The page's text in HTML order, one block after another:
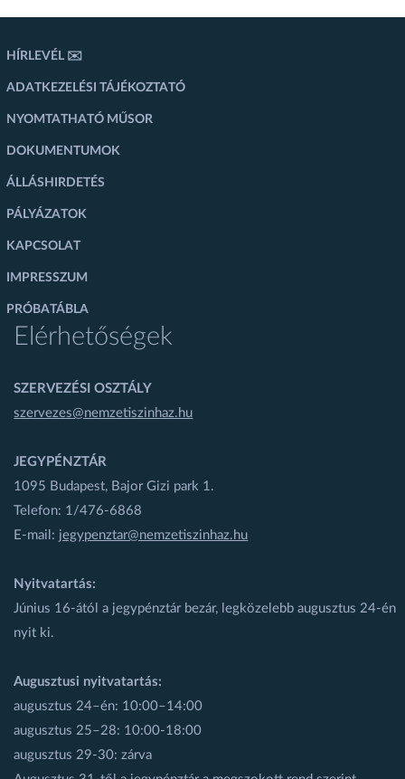
HÍRLEVÉL ✉️
ADATKEZELÉSI TÁJÉKOZTATÓ
NYOMTATHATÓ MŰSOR
DOKUMENTUMOK
ÁLLÁSHIRDETÉS
PÁLYÁZATOK
KAPCSOLAT
IMPRESSZUM
PRÓBATÁBLA
Elérhetőségek
SZERVEZÉSI OSZTÁLY
szervezes@nemzetiszinhaz.hu
JEGYPÉNZTÁR
1095 Budapest, Bajor Gizi park 1.
Telefon: 1/476-6868
E-mail: jegypenztar@nemzetiszinhaz.hu
Nyitvatartás:
Június 16-ától a jegypénztár bezár, legközelebb augusztus 24-én
nyit ki.
Augusztusi nyitvatartás:
augusztus 24–én: 10:00–14:00
augusztus 25–28: 10:00-18:00
augusztus 29-30: zárva